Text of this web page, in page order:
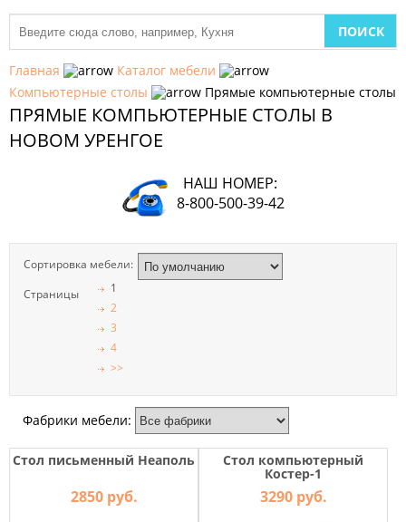
Главная
Каталог мебели
Компьютерные столы
Прямые компьютерные столы
ПРЯМЫЕ КОМПЬЮТЕРНЫЕ СТОЛЫ В
НОВОМ УРЕНГОЕ
НАШ НОМЕР:
8-800-500-39-42
Сортировка мебели:
Страницы
1
2
3
4
>>
Фабрики мебели:
Стол письменный Неаполь
2850 руб.
Стол компьютерный
Костер-1
3290 руб.
МЕБЕЛЬ
КУХНИ
ДЕТСКАЯ
МЕБЕЛЬ
МЕБЕЛЬ
ДЛЯ
СПАЛЬНИ
МЕБЕЛЬ
ПРИХОЖЕЙ
КОМПЬЮТЕРНЫЕ